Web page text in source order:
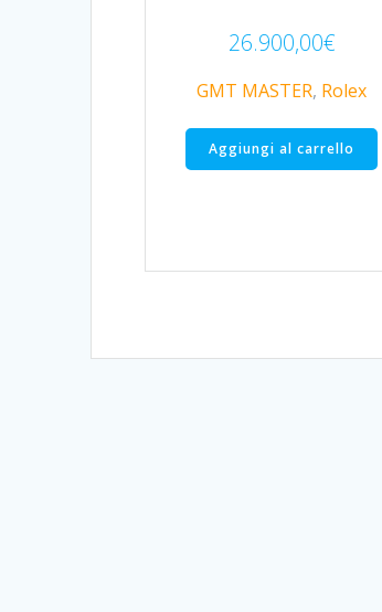
26.900,00€
GMT MASTER, Rolex
Aggiungi al carrello